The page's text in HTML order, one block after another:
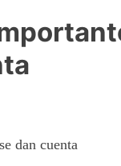
dan cuenta